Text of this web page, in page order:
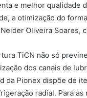
e melhor qualidade
a otimização do
Oliveira Soares,
TiCN não só
dos canais de
da Pionex dispõe de
radial. Para